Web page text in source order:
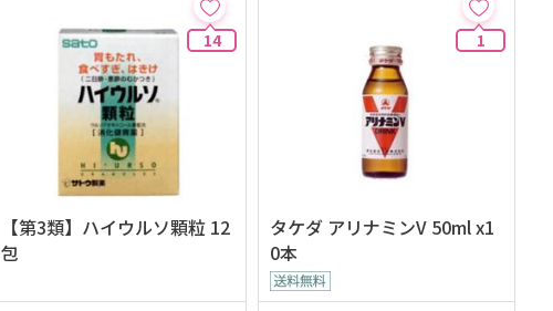
14
【第3類】ハイウルソ顆粒 12
包
1
タケダ アリナミンV 50ml x1
0本